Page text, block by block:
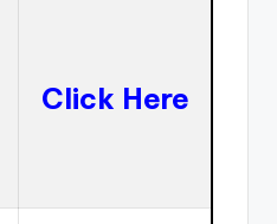
Click Here